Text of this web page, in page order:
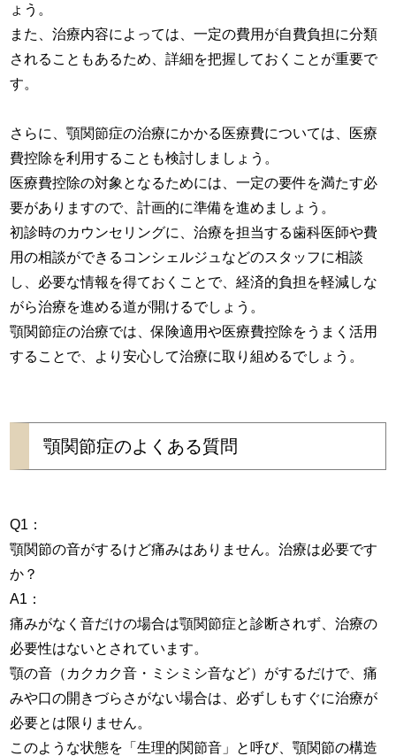
ょう。
また、治療内容によっては、一定の費用が自費負担に分類
されることもあるため、詳細を把握しておくことが重要で
す。
さらに、顎関節症の治療にかかる医療費については、医療
費控除を利用することも検討しましょう。
医療費控除の対象となるためには、一定の要件を満たす必
要がありますので、計画的に準備を進めましょう。
初診時のカウンセリングに、治療を担当する歯科医師や費
用の相談ができるコンシェルジュなどのスタッフに相談
し、必要な情報を得ておくことで、経済的負担を軽減しな
がら治療を進める道が開けるでしょう。
顎関節症の治療では、保険適用や医療費控除をうまく活用
することで、より安心して治療に取り組めるでしょう。
顎関節症のよくある質問
Q1：
顎関節の音がするけど痛みはありません。治療は必要です
か？
A1：
痛みがなく音だけの場合は顎関節症と診断されず、治療の
必要性はないとされています。
顎の音（カクカク音・ミシミシ音など）がするだけで、痛
みや口の開きづらさがない場合は、必ずしもすぐに治療が
必要とは限りません。
このような状態を「生理的関節音」と呼び、顎関節の構造